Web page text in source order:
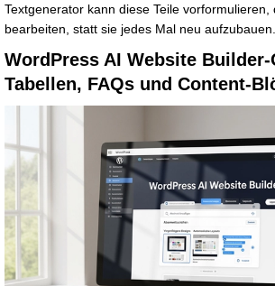
Textgenerator kann diese Teile vorformulieren,
bearbeiten, statt sie jedes Mal neu aufzubauen.
WordPress AI Website
Tabellen, FAQs und Content-